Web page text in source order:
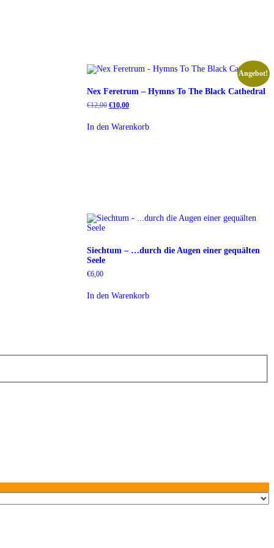
Angebot!
Nex Feretrum – Hymns To The Black Cathedral
€12,00 Ursprünglicher
war:
€12,00
€10,00Aktueller
ist:
€10,00.
In den Warenkorb
Siechtum – …durch die Augen einer gequälten
Seele
€6,00
In den Warenkorb